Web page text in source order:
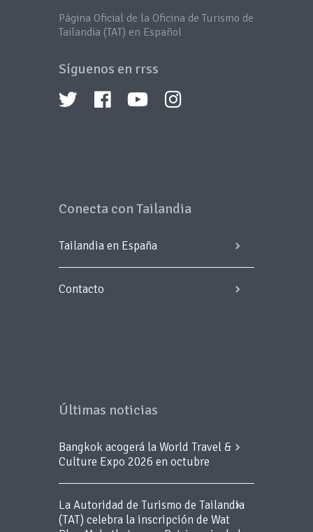
Página Oficial de la Oficina de Turismo de
Tailandia (TAT) en Español
Síguenos en rrss
Conecta con Tailandia
Tailandia en España
Contacto
Últimas noticias
Bangkok acogerá la World Travel &
Culture Expo 2026 en octubre
La Autoridad de Turismo de Tailandia
(TAT) celebra la inscripción de Wat